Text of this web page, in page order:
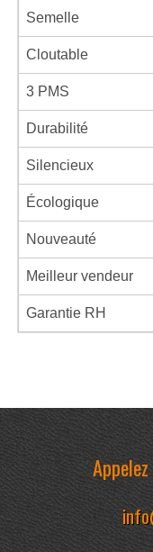
Semelle
Cloutable
3 PMS
Durabilité
Silencieux
Écologique
Nouveauté
Meilleur vendeur
Garantie RH